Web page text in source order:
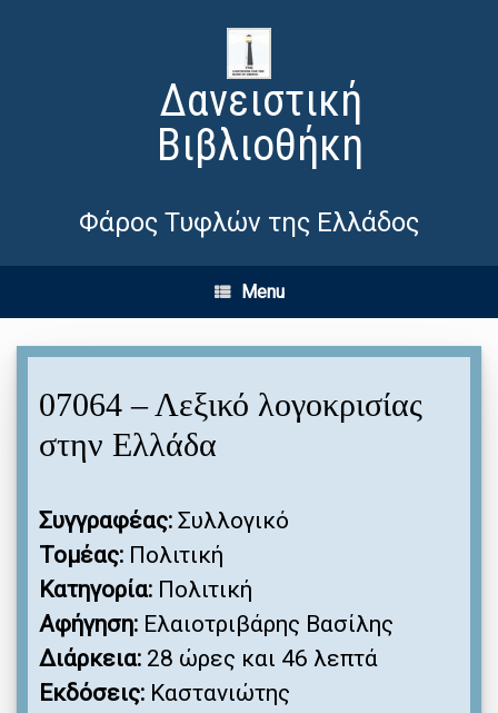
Δανειστική
Βιβλιοθήκη
Φάρος Τυφλών της Ελλάδος
Menu
07064 – Λεξικό λογοκρισίας
στην Ελλάδα
Συγγραφέας: Συλλογικό
Τομέας: Πολιτική
Κατηγορία: Πολιτική
Αφήγηση: Ελαιοτριβάρης Βασίλης
Διάρκεια: 28 ώρες και 46 λεπτά
Εκδόσεις: Καστανιώτης